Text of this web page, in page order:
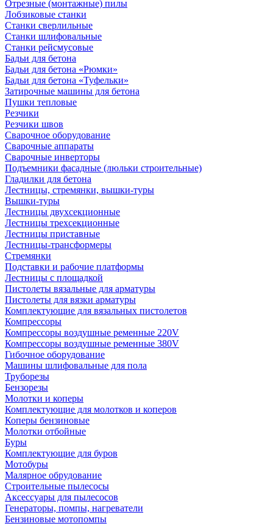
Отрезные (монтажные) пилы
Лобзиковые станки
Станки сверлильные
Станки шлифовальные
Станки рейсмусовые
Бадьи для бетона
Бадьи для бетона «Рюмки»
Бадьи для бетона «Туфельки»
Затирочные машины для бетона
Пушки тепловые
Резчики
Резчики швов
Сварочное оборудование
Сварочные аппараты
Сварочные инверторы
Подъемники фасадные (люльки строительные)
Гладилки для бетона
Лестницы, стремянки, вышки-туры
Вышки-туры
Лестницы двухсекционные
Лестницы трехсекционные
Лестницы приставные
Лестницы-трансформеры
Стремянки
Подставки и рабочие платформы
Лестницы с площадкой
Пистолеты вязальные для арматуры
Пистолеты для вязки арматуры
Комплектующие для вязальных пистолетов
Компрессоры
Компрессоры воздушные ременные 220V
Компрессоры воздушные ременные 380V
Гибочное оборудование
Машины шлифовальные для пола
Труборезы
Бензорезы
Молотки и коперы
Комплектующие для молотков и коперов
Коперы бензиновые
Молотки отбойные
Буры
Комплектующие для буров
Мотобуры
Малярное обрудование
Строительные пылесосы
Аксессуары для пылесосов
Генераторы, помпы, нагреватели
Бензиновые мотопомпы